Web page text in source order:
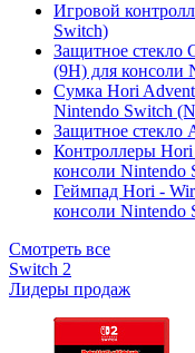
Игровой
Switch)
Защитное стекло
(9H) для консоли
Сумка Hori
Nintendo Switch
Защитное стекло
Контроллеры Hori
консоли Nintendo
Геймпад Hori -
консоли Nintendo
Смотреть все
Switch 2
Лидеры продаж